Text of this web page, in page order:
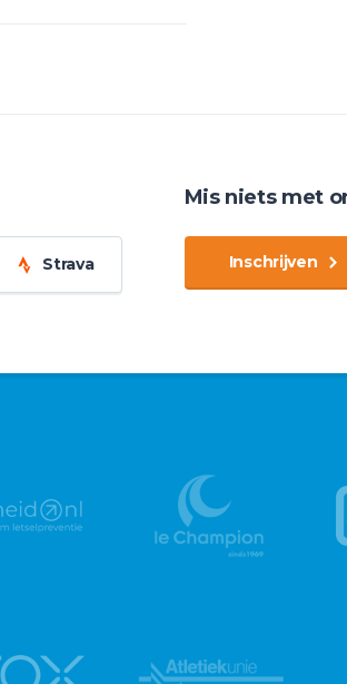
Strava
Mis niets met
Inschrijven